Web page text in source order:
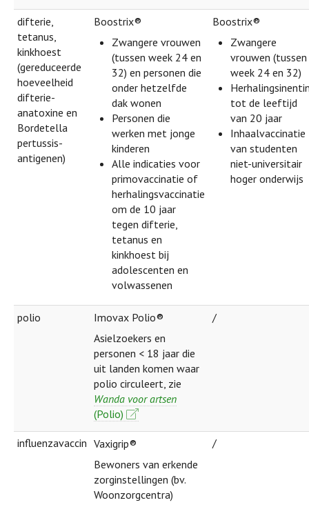
difterie,
tetanus,
kinkhoest
(gereduceerde
hoeveelheid
difterie-
anatoxine en
Bordetella
pertussis-
antigenen)
Boostrix®
Zwangere vrouwen
(tussen week 24 en
32) en personen die
onder hetzelfde
dak wonen
Personen die
werken met jonge
kinderen
Alle indicaties voor
primovaccinatie of
herhalingsvaccinatie
om de 10 jaar
tegen difterie,
tetanus en
kinkhoest bij
adolescenten en
volwassenen
Boostrix®
Zwangere
vrouwen (tussen
week 24 en 32)
tot de leeftijd
van 20 jaar
Inhaalvaccinatie
van studenten
niet-universitair
hoger onderwijs
polio
Imovax Polio®
Asielzoekers en
personen < 18 jaar die
uit landen komen waar
polio circuleert, zie
Wanda voor artsen
(Polio)
/
influenzavaccin Vaxigrip®
Bewoners van erkende
zorginstellingen (bv.
Woonzorgcentra)
/